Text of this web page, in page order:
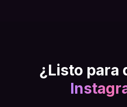
¿Listo para